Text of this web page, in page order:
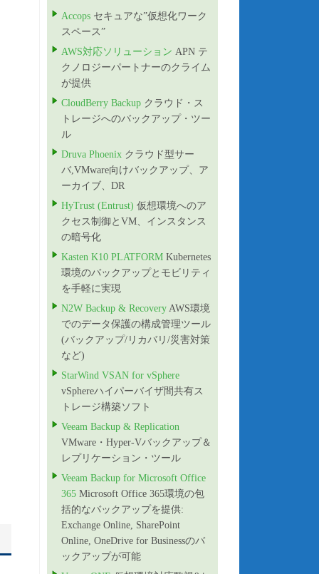
Accops セキュアな”仮想化ワーク
スペース”
AWS対応ソリューション APN テ
クノロジーパートナーのクライム
が提供
CloudBerry Backup クラウド・ス
トレージへのバックアップ・ツー
ル
Druva Phoenix クラウド型サー
バ,VMware向けバックアップ、ア
ーカイブ、DR
HyTrust (Entrust) 仮想環境へのア
クセス制御とVM、インスタンス
の暗号化
Kasten K10 PLATFORM Kubernetes
環境のバックアップとモビリティ
を手軽に実現
N2W Backup & Recovery AWS環境
でのデータ保護の構成管理ツール
(バックアップ/リカバリ/災害対策
など)
StarWind VSAN for vSphere
vSphereハイパーバイザ間共有ス
トレージ構築ソフト
Veeam Backup & Replication
VMware・Hyper-Vバックアップ＆
レプリケーション・ツール
Veeam Backup for Microsoft Office
365 Microsoft Office 365環境の包
括的なバックアップを提供:
Exchange Online, SharePoint
Online, OneDrive for Businessのバ
ックアップが可能